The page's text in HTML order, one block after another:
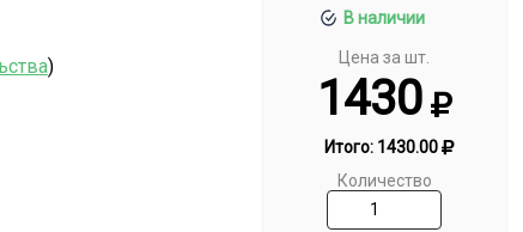
В наличии
Цена за шт.
1430
Итого: 1430.00
Количество
)